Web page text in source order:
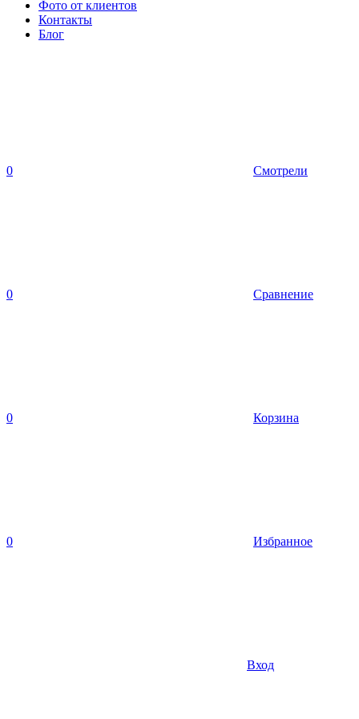
Фото от клиентов
Контакты
Блог
0 Смотрели
0 Сравнение
0 Корзина
0 Избранное
Вход